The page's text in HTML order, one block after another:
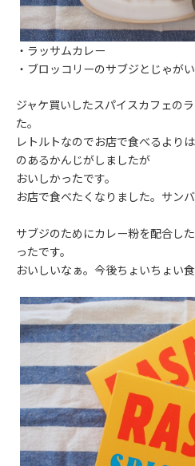
・ラッサムカレー
・ブロッコリーのサブジとじゃが
ジャケ買いしたスパイスカフェの
た。
レトルトなのでお店で食べるより
のあるかんじがしましたが
おいしかったです。
お店で食べたくなりました。サン
サブジのためにカレー粉を配合し
ったです。
おいしいなぁ。今後ちょいちょい